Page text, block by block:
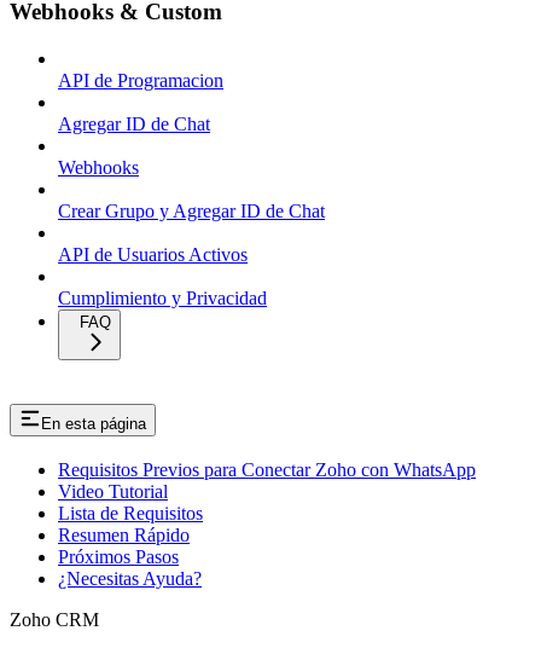
Webhooks & Custom
API de Programacion
Agregar ID de Chat
Webhooks
Crear Grupo y Agregar ID de Chat
API de Usuarios Activos
Cumplimiento y Privacidad
FAQ
En esta página
Requisitos Previos para Conectar Zoho con WhatsApp
Video Tutorial
Lista de Requisitos
Resumen Rápido
Próximos Pasos
¿Necesitas Ayuda?
Zoho CRM